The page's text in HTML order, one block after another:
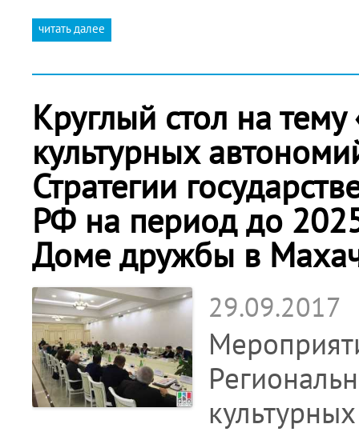
читать далее
Круглый стол на
культурных
Стратегии
РФ на период до
Доме дружбы в
29.09.2017